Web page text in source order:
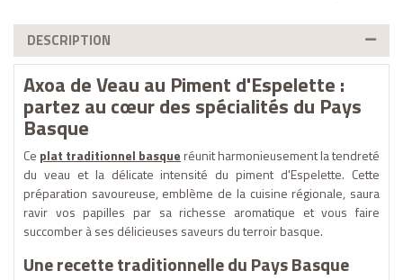
DESCRIPTION
Axoa de Veau au Piment d'Espelette :
partez au cœur des spécialités du Pays
Basque
Ce plat traditionnel basque réunit harmonieusement la tendreté
du veau et la délicate intensité du piment d'Espelette. Cette
préparation savoureuse, emblème de la cuisine régionale, saura
ravir vos papilles par sa richesse aromatique et vous faire
succomber à ses délicieuses saveurs du terroir basque.
Une recette traditionnelle du Pays Basque